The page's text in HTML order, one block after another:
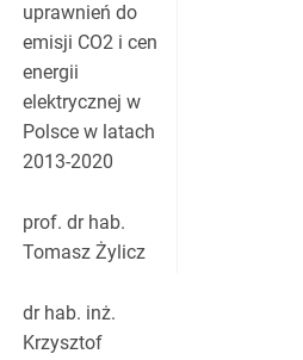
uprawnień do
emisji CO2 i cen
energii
elektrycznej w
Polsce w latach
2013-2020
prof. dr hab.
Tomasz Żylicz
dr hab. inż.
Krzysztof